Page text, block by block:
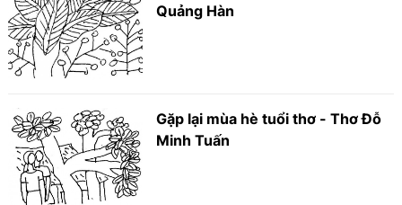
Quảng Hàn
Gặp lại mùa hè tuổi thơ - Thơ Đỗ
Minh Tuấn